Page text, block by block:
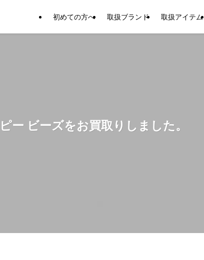
初めての方へ 取扱ブランド 取扱アイテム
ー ビーズをお買取りしました。